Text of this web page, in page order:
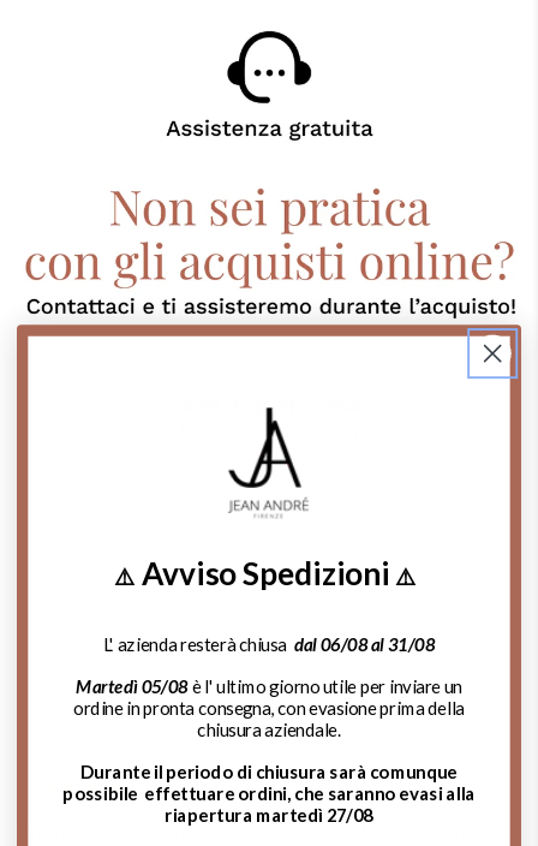
Cosa dicono di noi:
Sono rimasta estremamente soddisfatta del mio
⚠️ Avviso Spedizioni ⚠️
L' azienda resterà chiusa dal 06/08 al 31/08
Martedì 05/08è l' ultimo giorno utile per inviare un
ordine in pronta consegna, con evasione prima della
chiusura aziendale.
Durante il periodo di chiusura sarà comunque
possibile effettuare ordini, che saranno evasi alla
riapertura martedì 27/08